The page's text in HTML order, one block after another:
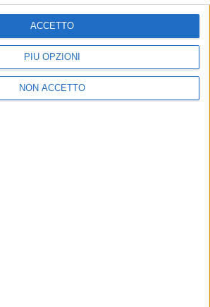
PIÙ OPZIONI
NON ACCETTO
ACCETTO
ISCRIVITI
e compreso l'informativa sulla privacy e
alla ricezione di promozioni commerciali